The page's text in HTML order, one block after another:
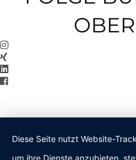
Diese Seite nutzt Website-
um ihre Dienste anzubieten,